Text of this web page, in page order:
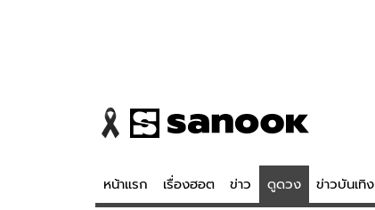
หน้าแรก เรื่องฮอต ข่าว ดูดวง ข่าวบันเทิง